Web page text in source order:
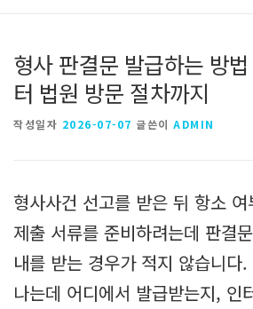
형사 판결문 발급하는 방
터 법원 방문 절차까지
작성일자 2026-07-07 글쓴이 ADMIN
형사사건 선고를 받은 뒤 항소
제출 서류를 준비하려는데 판결
내를 받는 경우가 적지 않습니다
나는데 어디에서 발급받는지, 인